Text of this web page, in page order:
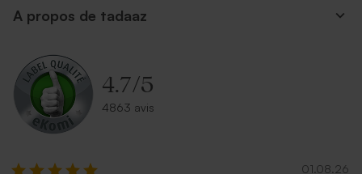
A propos de tadaaz
4.7/5
4863 avis
01.08.26